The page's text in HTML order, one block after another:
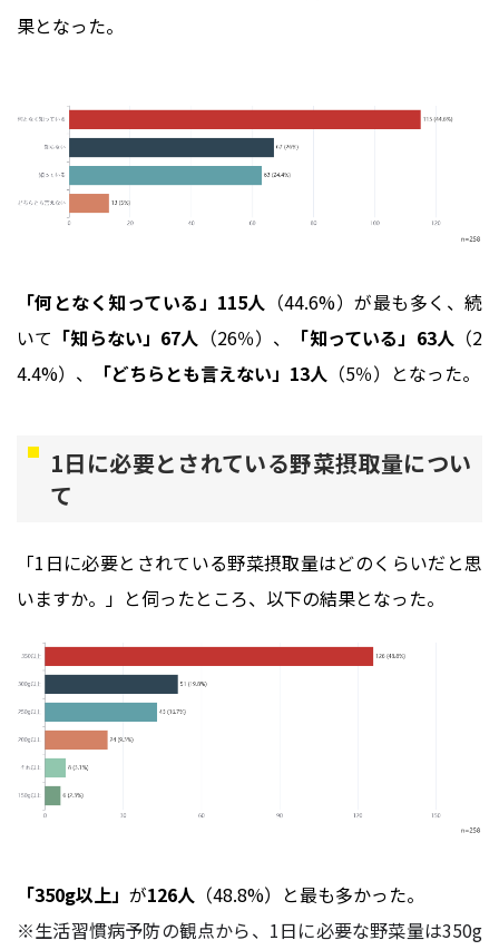
果となった。
「何となく知っている」115人 （44.6%）が最も多く、続
いて 「知らない」67人 （26％）、 「知っている」63人（2
4.4%）、
「どちらとも言えない」13人 （5％）となった。
1日に必要とされている野菜摂取量につい
て
「1日に必要とされている野菜摂取量はどのくらいだと思
いますか。」と伺ったところ、以下の結果となった。
「350g以上」 が126人 （48.8%）と最も多かった。
※生活習慣病予防の観点から、1日に必要な野菜量は350g